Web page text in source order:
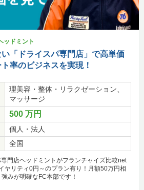
ッドミント
「ドライスパ専門店」で高単価
率のビジネスを実現！
理美容・整体・リラクゼーション、
マッサージ
500 万円
個人・法人
全国
門店ヘッドミントがフランチャイズ比較net
ヤリティ0円～のプラン有り！月額50万円相
みが明確なFC本部です！